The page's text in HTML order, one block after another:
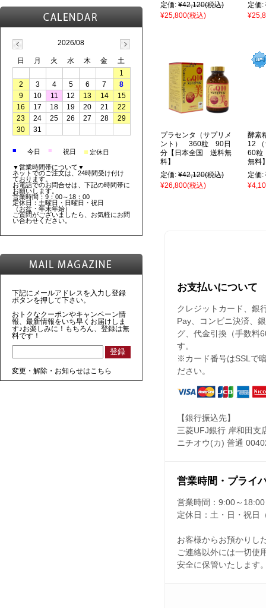
定価: ¥42,120(税込)
¥25,800(税込)
定価:
プラセンタ（サプリメ
ント） 360粒 90日
分【日本全国 送料無
料】
定価: ¥42,120(税込)
¥26,800(税込)
酵素
12
60粒
無料
定価:
お支払いについて
クレジットカード、銀
Pay、コンビニ決済、
グ、代金引換（手数料
す。
※カード番号はSSLで
ださい。
【銀行振込先】
三菱UFJ銀行 岸和田支
ニチオウ(カ) 普通
営業時間・プライ
営業時間： 9:00～18:00
定休日： 土・日・祝日
お客様からお預かりし
ご連絡以外には一切使
安全に保管いたします
2026/08
日 月 火 水 木 金
土
1
2
3 4 5 6 7
8
9
10 11 12 13 14
15
16
17 18 19 20 21
22
23
24 25 26 27 28
29
30
31
■ 今日 ■ 祝日 ■ 定休日
▼営業時間帯について▼
ネットでのご注文は、24時間受け付け
ております。
お電話でのお問合せは、下記の時間帯に
お願いします。
営業時間：9：00～18：00
定休日：土曜日・日曜日・祝日
（お盆・年末年始）
ご質問がございましたら、お気軽にお問
い合わせください。
下記にメールアドレスを入力し登録
ボタンを押して下さい。
おトクなクーポンやキャンペーン情
報、最新情報をいち早くお届けしま
す♪お楽しみに！もちろん、登録は無
料です！
変更・解除・お知らせはこちら